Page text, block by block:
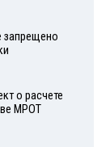
запрещено
о расчете
МРОТ